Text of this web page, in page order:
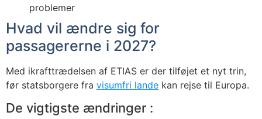
problemer
Hvad vil ændre sig for
passagererne i 2027?
Med ikrafttrædelsen af ETIAS er der tilføjet et nyt trin,
før statsborgere fra visumfri lande kan rejse til Europa.
De vigtigste ændringer :